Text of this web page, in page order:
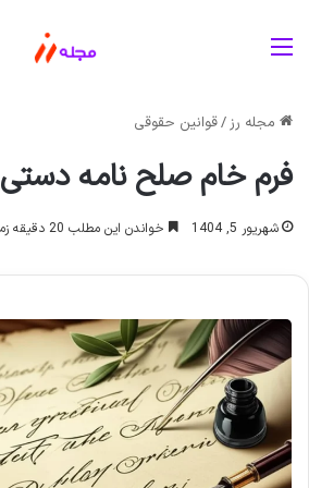
مجله رز/قوانین حقوقی
فرم خام صلح نامه دستی
شهریور 5, 1404 خواندن این مطلب 20 دقیقه زمان میبرد